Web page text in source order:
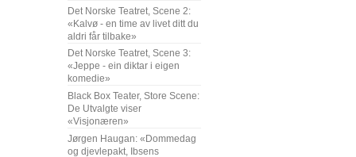
Det Norske Teatret, Scene 2:
«Kalvø - en time av livet ditt du
aldri får tilbake»
Det Norske Teatret, Scene 3:
«Jeppe - ein diktar i eigen
komedie»
Black Box Teater, Store Scene:
De Utvalgte viser
«Visjonæren»
Jørgen Haugan: «Dommedag
og djevlepakt, Ibsens